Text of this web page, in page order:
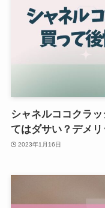
シャネルココクラ
てはダサい？デメ
2023年1月16日